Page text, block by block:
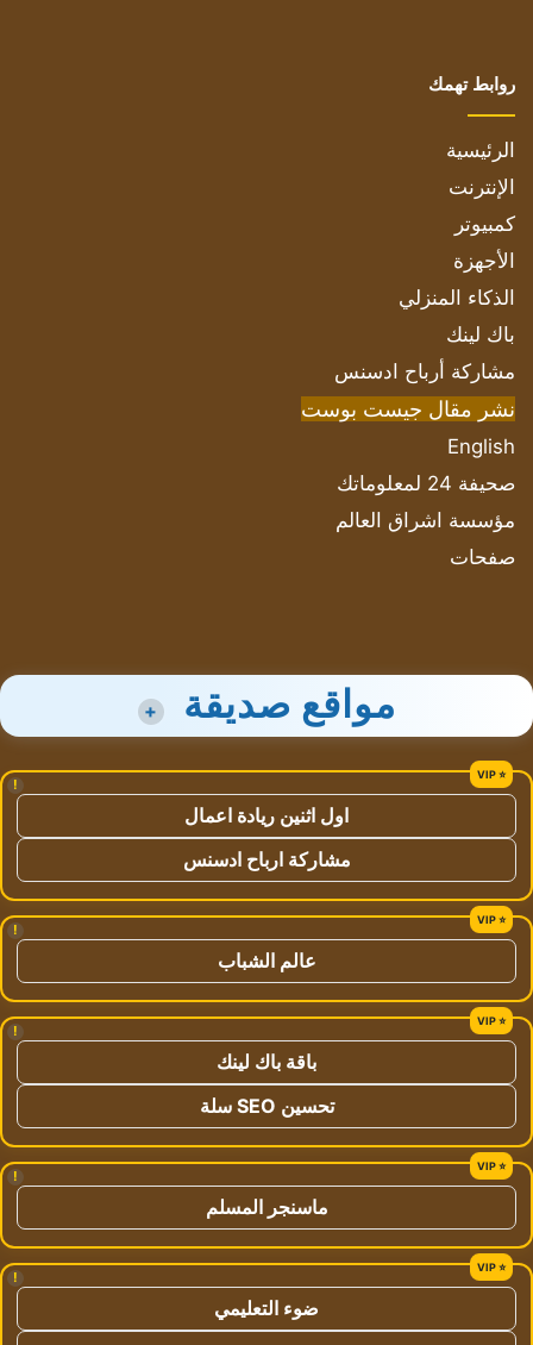
روابط تهمك
الرئيسية
الإنترنت
كمبيوتر
الأجهزة
الذكاء المنزلي
باك لينك
مشاركة أرباح ادسنس
نشر مقال جيست بوست
English
صحيفة 24 لمعلوماتك
مؤسسة اشراق العالم
صفحات
مواقع صديقة +
!
اول اثنين ريادة اعمال
مشاركة ارباح ادسنس
!
عالم الشباب
!
باقة باك لينك
تحسين SEO سلة
!
ماسنجر المسلم
!
ضوء التعليمي